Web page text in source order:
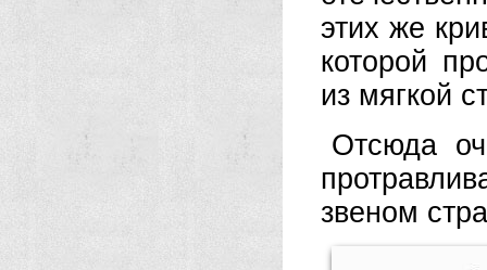
этих же
которой
из мягкой
Отсюда
звеном